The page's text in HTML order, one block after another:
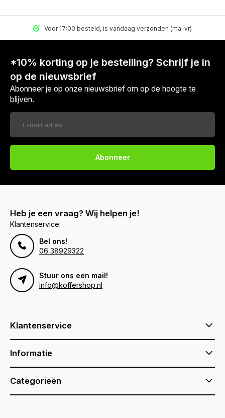
Voor 17:00 besteld, is vandaag verzonden (ma-vr)
*10% korting op je bestelling? Schrijf je in
op de nieuwsbrief
Abonneer je op onze nieuwsbrief om op de hoogte te
blijven.
Abonneer
Heb je een vraag? Wij helpen je!
Klantenservice:
Bel ons!
06 38929322
Stuur ons een mail!
info@koffershop.nl
Klantenservice
Informatie
Categorieën